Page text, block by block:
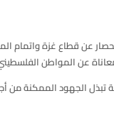
عن قطاع غزة واتمام
عن المواطن
الشركة تبذل الجهود الممكنة